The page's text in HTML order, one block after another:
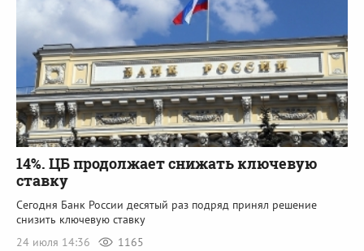
14%. ЦБ продолжает снижать ключевую
ставку
Сегодня Банк России десятый раз подряд принял решение
снизить ключевую ставку
24 июля 14:36
1165